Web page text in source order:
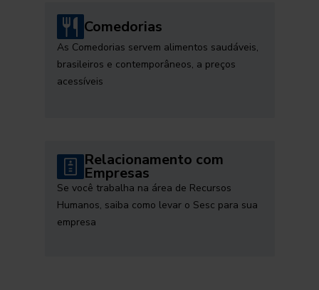
Comedorias
As Comedorias servem alimentos saudáveis,
brasileiros e contemporâneos, a preços
acessíveis
Relacionamento com
Empresas
Se você trabalha na área de Recursos
Humanos, saiba como levar o Sesc para sua
empresa